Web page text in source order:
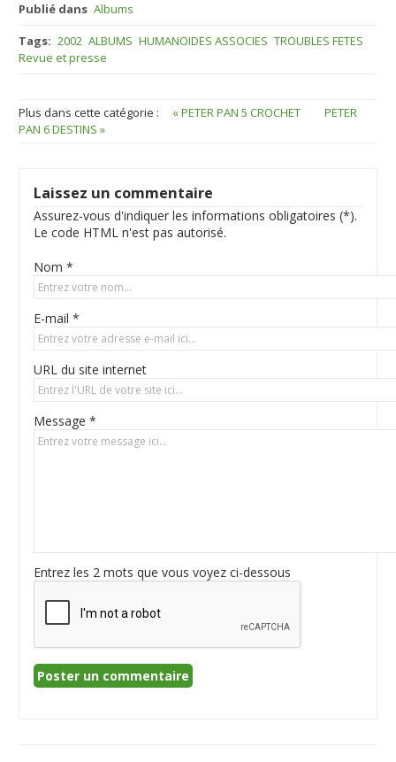
Publié dans Albums
Tags: 2002 ALBUMS HUMANOIDES ASSOCIES TROUBLES FETES
Revue et presse
Plus dans cette catégorie : « PETER PAN 5 CROCHET
PETER
PAN 6 DESTINS »
Laissez un commentaire
Assurez-vous d'indiquer les informations obligatoires (*).
Le code HTML n'est pas autorisé.
Nom *
E-mail *
URL du site internet
Message *
Entrez les 2 mots que vous voyez ci-dessous